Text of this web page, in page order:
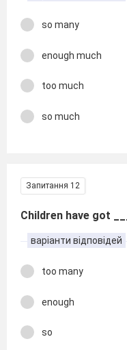
so many
enough much
too much
so much
Запитання 12
Children have got
варіанти відповідей
too many
enough
so